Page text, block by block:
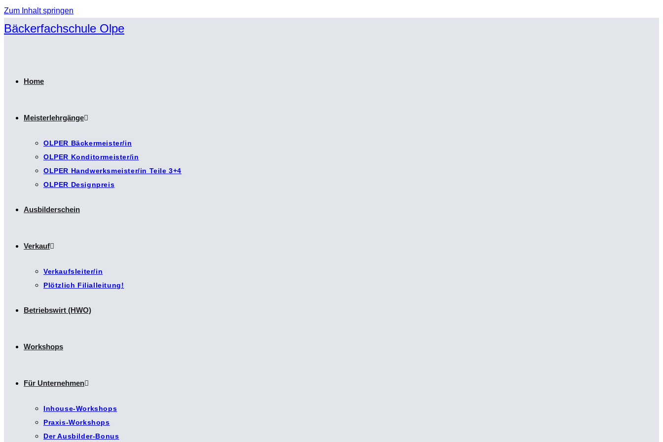
Zum Inhalt springen
Bäckerfachschule Olpe
Home
Meisterlehrgänge
OLPER Bäckermeister/in
OLPER Konditormeister/in
OLPER Handwerksmeister/in Teile 3+4
OLPER Designpreis
Ausbilderschein
Verkauf
Verkaufsleiter/in
Plötzlich Filialleitung!
Betriebswirt (HWO)
Workshops
Für Unternehmen
Inhouse-Workshops
Praxis-Workshops
Der Ausbilder-Bonus